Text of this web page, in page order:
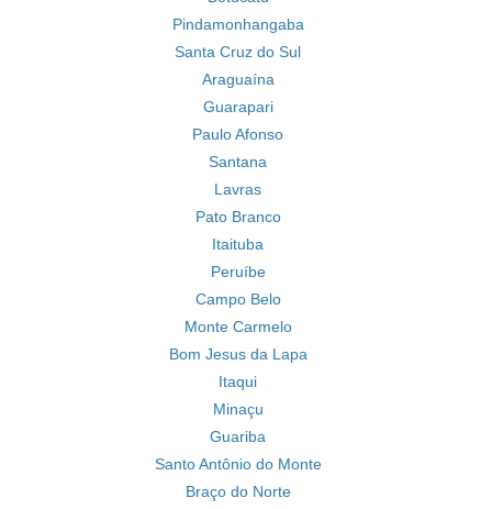
Pindamonhangaba
Santa Cruz do Sul
Araguaína
Guarapari
Paulo Afonso
Santana
Lavras
Pato Branco
Itaituba
Peruíbe
Campo Belo
Monte Carmelo
Bom Jesus da Lapa
Itaqui
Minaçu
Guariba
Santo Antônio do Monte
Braço do Norte